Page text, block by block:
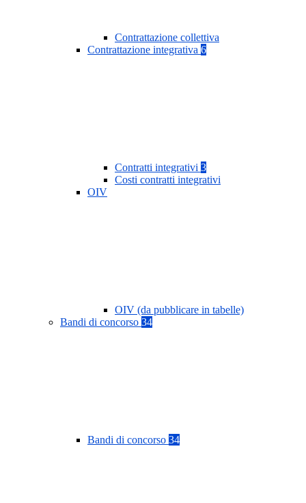
Contrattazione collettiva
Contrattazione integrativa 6
Contratti integrativi 3
Costi contratti integrativi
OIV
OIV (da pubblicare in tabelle)
Bandi di concorso 34
Bandi di concorso 34